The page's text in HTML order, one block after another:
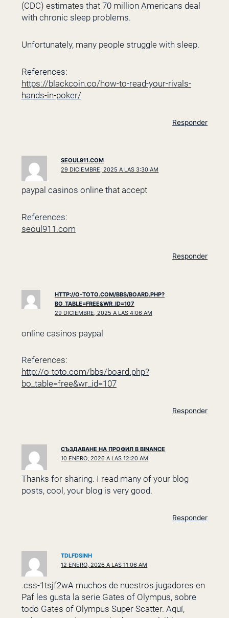
(CDC) estimates that 70 million Americans deal
with chronic sleep problems.
Unfortunately, many people struggle with sleep.
References:
https://blackcoin.co/how-to-read-your-rivals-
hands-in-poker/
Responder
SEOUL911.COM
29 DICIEMBRE, 2025 A LAS 3:30 AM
paypal casinos online that accept
References:
seoul911.com
Responder
HTTP://O-TOTO.COM/BBS/BOARD.PHP?
BO_TABLE=FREE&WR_ID=107
29 DICIEMBRE, 2025 A LAS 4:06 AM
online casinos paypal
References:
http://o-toto.com/bbs/board.php?
bo_table=free&wr_id=107
Responder
СЪЗДАВАНЕ НА ПРОФИЛ В BINANCE
10 ENERO, 2026 A LAS 12:20 AM
Thanks for sharing. I read many of your blog
posts, cool, your blog is very good.
Responder
TDLFDSINH
12 ENERO, 2026 A LAS 11:06 AM
.css-1tsjf2wA muchos de nuestros jugadores en
Paf les gusta la serie Gates of Olympus, sobre
todo Gates of Olympus Super Scatter. Aquí,